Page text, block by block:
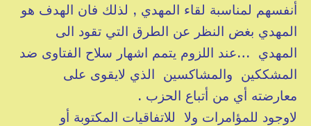
أنفسهم لمناسبة لقاء المهدي , لذلك فان الهدف هو
المهدي بغض النظر عن الطرق التي تقود الى
المهدي …عند اللزوم يتمم اشهار سلاح الفتاوى ضد
المشككين والمشاكسين الذي لايقوى على
معارضته أي من أتباع الحزب .
لاوجود للمؤامرات ولا للاتفاقيات المكتوبة أو